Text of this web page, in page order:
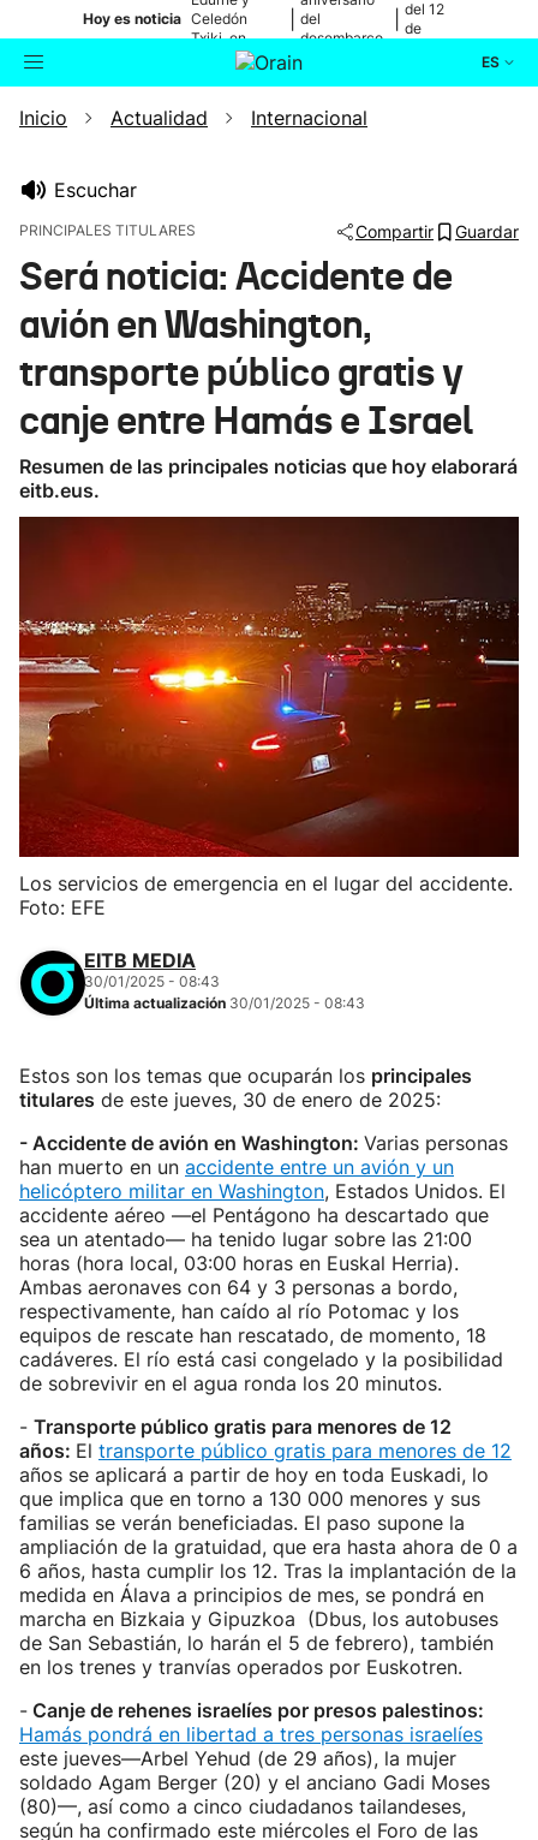
Hoy es noticia Celedón
Txiki, en
directo
del
desembarco
de Elkano
del 12
de
ES
Buscador Actualidad
Ikusmiran
Eguraldia
Inicio Actualidad Internacional
Escuchar
PRINCIPALES TITULARES Compartir Guardar
Será noticia: Accidente de
avión en Washington,
transporte público gratis y
canje entre Hamás e Israel
Resumen de las principales noticias que hoy elaborará
eitb.eus.
Los servicios de emergencia en el lugar del accidente.
Foto: EFE
EITB MEDIA
30/01/2025 - 08:43
Última actualización 30/01/2025 - 08:43
Estos son los temas que ocuparán los principales
titulares de este jueves, 30 de enero de 2025:
- Accidente de avión en Washington: Varias personas
han muerto en un accidente entre un avión y un
helicóptero militar en Washington, Estados Unidos. El
accidente aéreo —el Pentágono ha descartado que
sea un atentado— ha tenido lugar sobre las 21:00
horas (hora local, 03:00 horas en Euskal Herria).
Ambas aeronaves con 64 y 3 personas a bordo,
respectivamente, han caído al río Potomac y los
equipos de rescate han rescatado, de momento, 18
cadáveres. El río está casi congelado y la posibilidad
de sobrevivir en el agua ronda los 20 minutos.
- Transporte público gratis para menores de 12
años: El transporte público gratis para menores de 12
años se aplicará a partir de hoy en toda Euskadi, lo
que implica que en torno a 130 000 menores y sus
familias se verán beneficiadas. El paso supone la
ampliación de la gratuidad, que era hasta ahora de 0 a
6 años, hasta cumplir los 12. Tras la implantación de la
medida en Álava a principios de mes, se pondrá en
marcha en Bizkaia y Gipuzkoa (Dbus, los autobuses
de San Sebastián, lo harán el 5 de febrero), también
en los trenes y tranvías operados por Euskotren.
- Canje de rehenes israelíes por presos palestinos:
Hamás pondrá en libertad a tres personas israelíes
este jueves—Arbel Yehud (de 29 años), la mujer
soldado Agam Berger (20) y el anciano Gadi Moses
(80)—, así como a cinco ciudadanos tailandeses,
según ha confirmado este miércoles el Foro de las